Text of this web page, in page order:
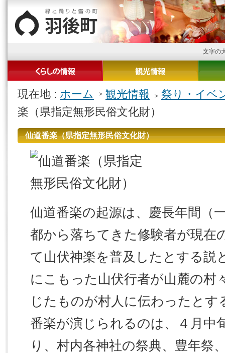
文字の
現在地 : ホーム 観光情報
祭り・イベ
楽（県指定無形民俗文化財）
仙道番楽（県指定無形民俗文化財）
仙道番楽の起源は、慶長年間（
都から落ちてきた修験者が現在
て山伏神楽を普及したとする説
にこもった山伏行者が山麓の村
じたものが村人に伝わったと
番楽が演じられるのは、４月中
り、村内各神社の祭典、豊年祭